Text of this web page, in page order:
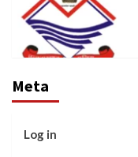
Meta
Log in